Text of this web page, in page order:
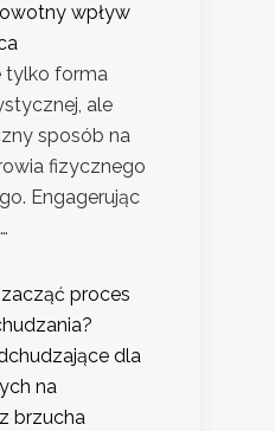
wpływ
tylko forma
ale
sposób na
fizycznego
Engagerując
proces
dla
na
brzucha